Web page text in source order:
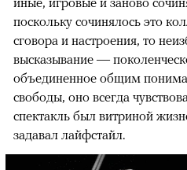
поскольку сочинялось это
сговора и настроения, то
высказывание —
объединенное общим
свободы, оно всегда
спектакль был витриной
задавал лайфстайл.